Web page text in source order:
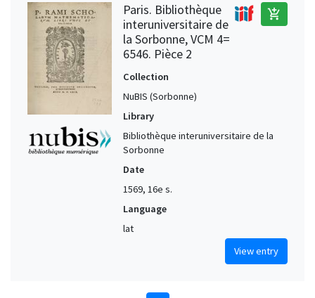
Paris. Bibliothèque
interuniversitaire de
la Sorbonne, VCM 4=
6546. Pièce 2
add_shopping_cart
Collection
NuBIS (Sorbonne)
Library
Bibliothèque interuniversitaire de la
Sorbonne
Date
1569, 16e s.
Language
lat
View entry